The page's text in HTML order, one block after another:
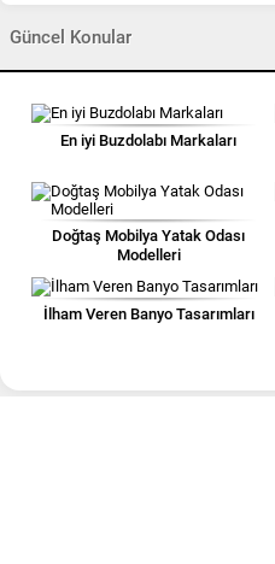
Güncel Konular
En iyi Buzdolabı Markaları
Doğtaş Mobilya Yatak Odası
Modelleri
İlham Veren Banyo Tasarımları